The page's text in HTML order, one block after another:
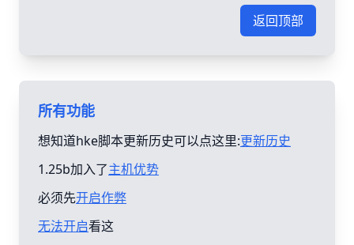
返回顶部
所有功能
想知道hke脚本更新历史可以点这里:更新历史
1.25b加入了主机优势
必须先开启作弊
无法开启看这